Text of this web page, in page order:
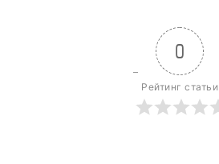
0
Рейтинг статьи